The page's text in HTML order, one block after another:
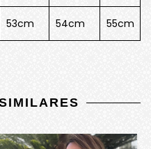
53cm 54cm 55cm